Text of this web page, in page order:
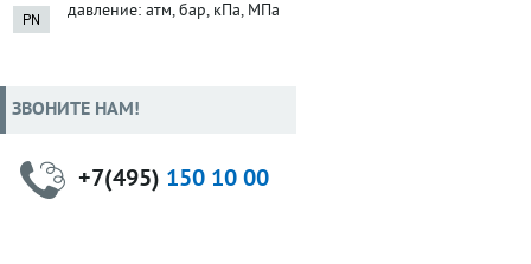
давление: атм, бар, кПа, МПа
ЗВОНИТЕ НАМ!
+7(495) 150 10 00